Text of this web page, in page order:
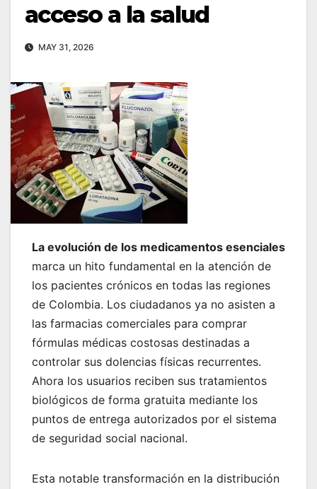
acceso a la salud
MAY 31, 2026
La evolución de los medicamentos esenciales
marca un hito fundamental en la atención de
los pacientes crónicos en todas las regiones
de Colombia. Los ciudadanos ya no asisten a
las farmacias comerciales para comprar
fórmulas médicas costosas destinadas a
controlar sus dolencias físicas recurrentes.
Ahora los usuarios reciben sus tratamientos
biológicos de forma gratuita mediante los
puntos de entrega autorizados por el sistema
de seguridad social nacional.
Esta notable transformación en la distribución